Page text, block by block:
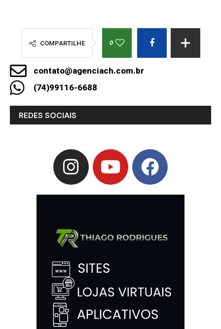
COMPARTILHE 0
contato@agenciach.com.br
(74)99116-6688
REDES SOCIAIS